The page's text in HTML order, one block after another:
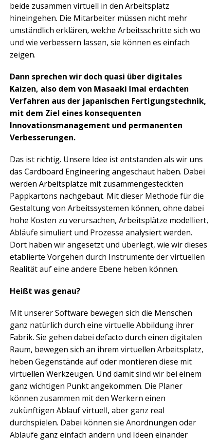
beide zusammen virtuell in den Arbeitsplatz
hineingehen. Die Mitarbeiter müssen nicht mehr
umständlich erklären, welche Arbeitsschritte sich wo
und wie verbessern lassen, sie können es einfach
zeigen.
Dann sprechen wir doch quasi über digitales
Kaizen, also dem von Masaaki Imai erdachten
Verfahren aus der japanischen Fertigungstechnik,
mit dem Ziel eines konsequenten
Innovationsmanagement und permanenten
Verbesserungen.
Das ist richtig. Unsere Idee ist entstanden als wir uns
das Cardboard Engineering angeschaut haben. Dabei
werden Arbeitsplätze mit zusammengesteckten
Pappkartons nachgebaut. Mit dieser Methode für die
Gestaltung von Arbeitssystemen können, ohne dabei
hohe Kosten zu verursachen, Arbeitsplätze modelliert,
Abläufe simuliert und Prozesse analysiert werden.
Dort haben wir angesetzt und überlegt, wie wir dieses
etablierte Vorgehen durch Instrumente der virtuellen
Realität auf eine andere Ebene heben können.
Heißt was genau?
Mit unserer Software bewegen sich die Menschen
ganz natürlich durch eine virtuelle Abbildung ihrer
Fabrik. Sie gehen dabei defacto durch einen digitalen
Raum, bewegen sich an ihrem virtuellen Arbeitsplatz,
heben Gegenstände auf oder montieren diese mit
virtuellen Werkzeugen. Und damit sind wir bei einem
ganz wichtigen Punkt angekommen. Die Planer
können zusammen mit den Werkern einen
zukünftigen Ablauf virtuell, aber ganz real
durchspielen. Dabei können sie Anordnungen oder
Abläufe ganz einfach ändern und Ideen einander